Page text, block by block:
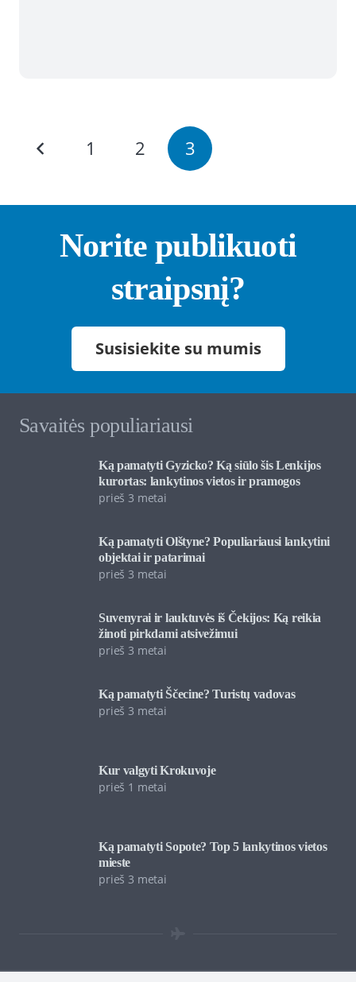
1 2 3
Norite publikuoti
straipsnį?
Susisiekite su mumis
Savaitės populiariausi
Ką pamatyti Gyzicko? Ką siūlo šis Lenkijos
kurortas: lankytinos vietos ir pramogos
prieš 3 metai
Ką pamatyti Olštyne? Populiariausi lankytini
objektai ir patarimai
prieš 3 metai
Suvenyrai ir lauktuvės iš Čekijos: Ką reikia
žinoti pirkdami atsivežimui
prieš 3 metai
Ką pamatyti Ščecine? Turistų vadovas
prieš 3 metai
Kur valgyti Krokuvoje
prieš 1 metai
Ką pamatyti Sopote? Top 5 lankytinos vietos
mieste
prieš 3 metai